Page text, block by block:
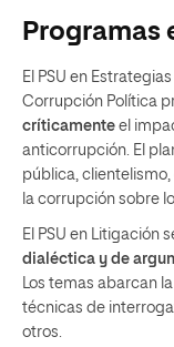
Programas
El PSU en
Corrupción Política
críticamente el
anticorrupción. El
pública,
la corrupción sobre
El PSU en Litigación
dialéctica y de
Los temas abarcan
técnicas de
otros.